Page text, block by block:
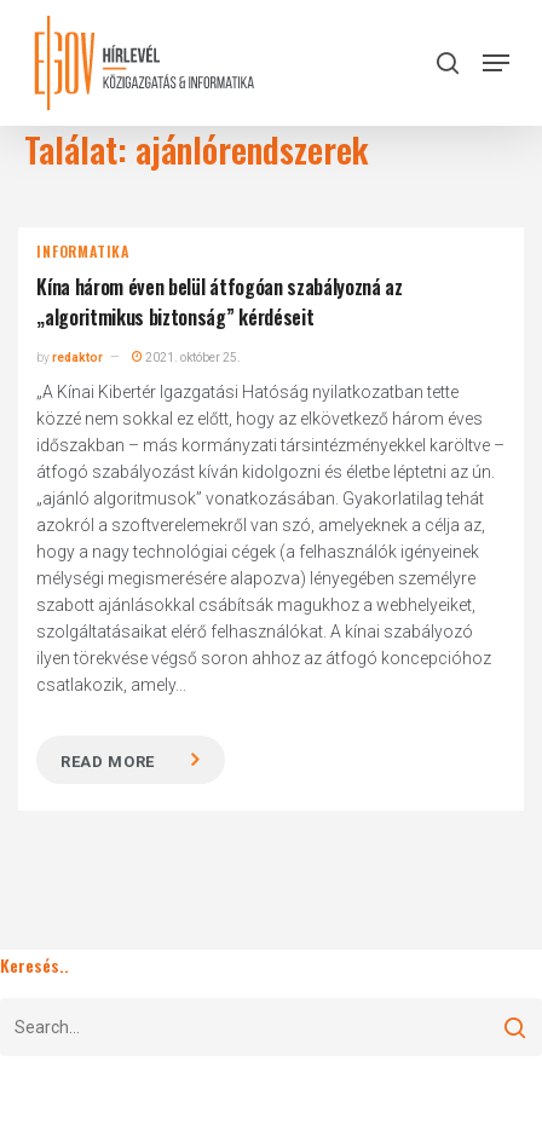
content
search
Menu
Találat: ajánlórendszerek
INFORMATIKA
Kína három éven belül átfogóan szabályozná az
„algoritmikus biztonság” kérdéseit
byredaktor 2021. október 25.
„A Kínai Kibertér Igazgatási Hatóság nyilatkozatban tette
közzé nem sokkal ez előtt, hogy az elkövetkező három éves
időszakban – más kormányzati társintézményekkel karöltve –
átfogó szabályozást kíván kidolgozni és életbe léptetni az ún.
„ajánló algoritmusok” vonatkozásában. Gyakorlatilag tehát
azokról a szoftverelemekről van szó, amelyeknek a célja az,
hogy a nagy technológiai cégek (a felhasználók igényeinek
mélységi megismerésére alapozva) lényegében személyre
szabott ajánlásokkal csábítsák magukhoz a webhelyeiket,
szolgáltatásaikat elérő felhasználókat. A kínai szabályozó
ilyen törekvése végső soron ahhoz az átfogó koncepcióhoz
csatlakozik, amely...
READ MORE
Keresés..
Close